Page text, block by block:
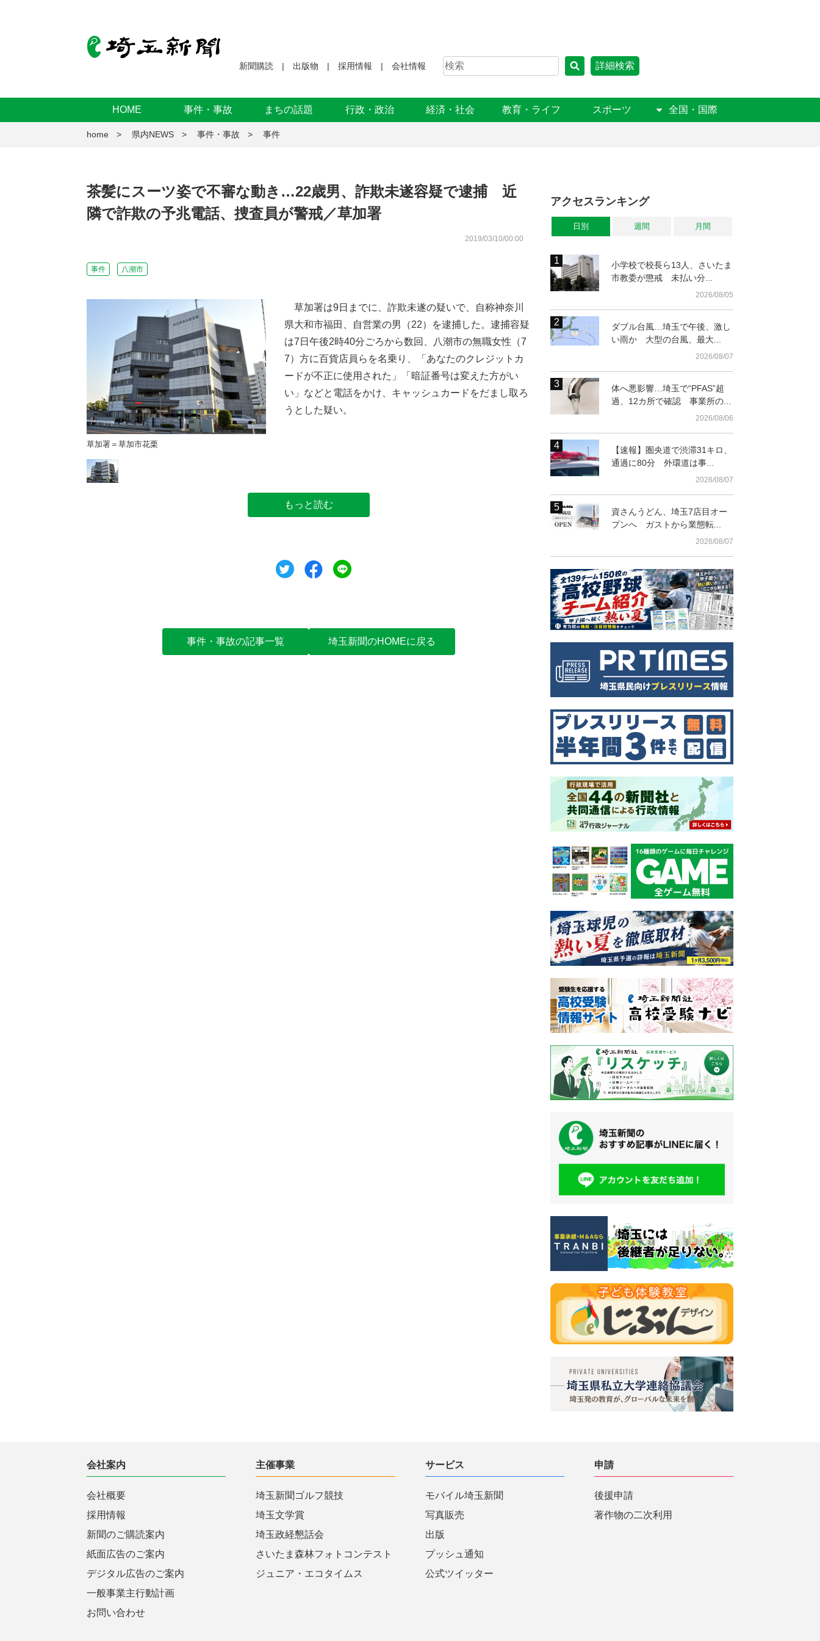
新聞購読 出版物 採用情報 会社情報 詳細検索
HOME 事件・事故 まちの話題 行政・政治 経済・社会 教育・ライフ スポーツ 全国・国際
home 県内NEWS 事件・事故 事件
茶髪にスーツ姿で不審な動き…22歳男、詐欺未遂容疑で逮捕 近
隣で詐欺の予兆電話、捜査員が警戒／草加署
2019/03/10/00:00
事件 八潮市
草加署＝草加市花栗
草加署は9日までに、詐欺未遂の疑いで、自称神奈川
県大和市福田、自営業の男（22）を逮捕した。逮捕容疑
は7日午後2時40分ごろから数回、八潮市の無職女性（7
7）方に百貨店員らを名乗り、「あなたのクレジットカ
ードが不正に使用された」「暗証番号は変えた方がい
い」などと電話をかけ、キャッシュカードをだまし取ろ
うとした疑い。
もっと読む
ツイートシェア
事件・事故の記事一覧 埼玉新聞のHOMEに戻る
アクセスランキング
日別 週間 月間
小学校で校長ら13人、さいたま
市教委が懲戒 未払い分...
2026/08/05
ダブル台風…埼玉で午後、激し
い雨か 大型の台風、最大...
2026/08/07
体へ悪影響…埼玉で“PFAS”超
過、12カ所で確認 事業所の...
2026/08/06
【速報】圏央道で渋滞31キロ、
通過に80分 外環道は事...
2026/08/07
資さんうどん、埼玉7店目オー
プンへ ガストから業態転...
2026/08/07
会社案内
会社概要
採用情報
新聞のご購読案内
紙面広告のご案内
デジタル広告のご案内
一般事業主行動計画
お問い合わせ
主催事業
埼玉新聞ゴルフ競技
埼玉文学賞
埼玉政経懇話会
さいたま森林フォトコンテスト
ジュニア・エコタイムス
サービス
モバイル埼玉新聞
写真販売
出版
プッシュ通知
公式ツイッター
申請
後援申請
著作物の二次利用